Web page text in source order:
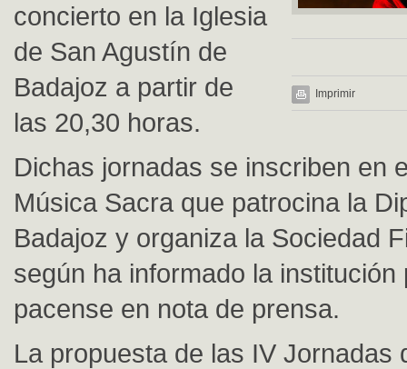
Imprimir
concierto en la Iglesia
de San Agustín de
Badajoz a partir de
las 20,30 horas.
Dichas jornadas se inscriben en
Música Sacra que patrocina la
Badajoz y organiza la Sociedad
según ha informado la institución
pacense en nota de prensa.
La propuesta de las IV Jornadas